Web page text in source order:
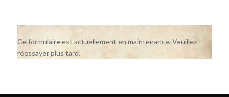
Ce formulaire est actuellement en maintenance. Veuillez
réessayer plus tard.